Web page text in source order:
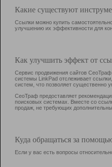
Какие существуют
Ссылки можно купить
улучшению их эффективности для
Как улучшить эффект от
Сервис продвижения сайтов
системы LinkPad отслеживает
систем, что позволяет существенно
СеоТраф предоставляет
поисковых системах. Вместе со
продаж, не требующих
Куда обращаться за
Если у вас есть вопросы